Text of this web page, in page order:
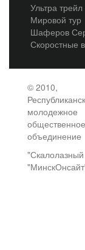
Ультра трейл
Мировой тур
Шаферов
Скоростные
© 2010,
молодежное
общественное
объединение
"Скалолазный